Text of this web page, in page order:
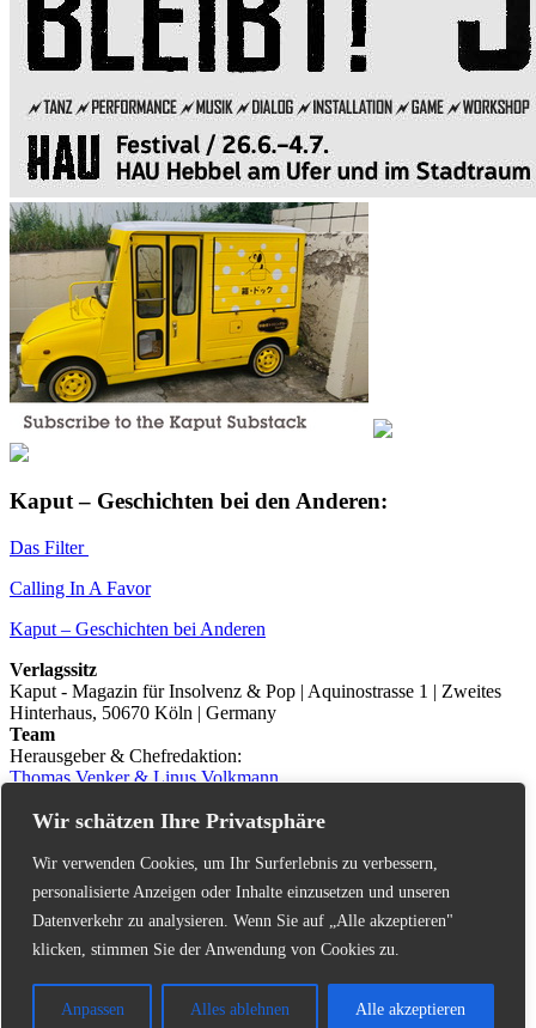
Wir schätzen Ihre Privatsphäre
Wir verwenden Cookies, um Ihr Surferlebnis zu verbessern,
personalisierte Anzeigen oder Inhalte einzusetzen und unseren
Datenverkehr zu analysieren. Wenn Sie auf „Alle akzeptieren"
klicken, stimmen Sie der Anwendung von Cookies zu.
Anpassen Alles ablehnen Alle akzeptieren
Kaput – Geschichten bei den Anderen:
Das Filter
Calling In A Favor
Kaput – Geschichten bei Anderen
Verlagssitz
Kaput - Magazin für Insolvenz & Pop | Aquinostrasse 1 | Zweites
Hinterhaus, 50670 Köln | Germany
Team
Herausgeber & Chefredaktion:
Thomas Venker & Linus Volkmann
Advertising
marketing@kaput-mag.com
Impressum – Legal Disclosure
Urheberrecht /
Inhaltliche Verantwortung / Rechtswirksamkeit
Kaput Supporter
Supporter_innen!